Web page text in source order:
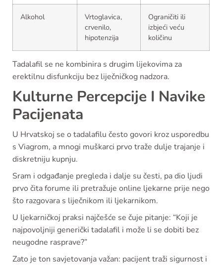
Alkohol
Vrtoglavica,
crvenilo,
hipotenzija
Ograničiti ili
izbjeći veću
količinu
Tadalafil se ne kombinira s drugim lijekovima za
erektilnu disfunkciju bez liječničkog nadzora.
Kulturne Percepcije I Navike
Pacijenata
U Hrvatskoj se o tadalafilu često govori kroz usporedbu
s Viagrom, a mnogi muškarci prvo traže dulje trajanje i
diskretniju kupnju.
Sram i odgađanje pregleda i dalje su česti, pa dio ljudi
prvo čita forume ili pretražuje online ljekarne prije nego
što razgovara s liječnikom ili ljekarnikom.
U ljekarničkoj praksi najčešće se čuje pitanje: “Koji je
najpovoljniji generički tadalafil i može li se dobiti bez
neugodne rasprave?”
Zato je ton savjetovanja važan: pacijent traži sigurnost i